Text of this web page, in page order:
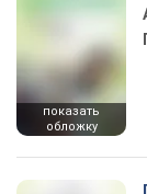
показать
обложку